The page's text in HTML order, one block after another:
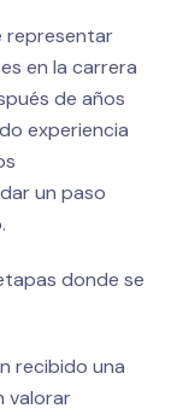
representar
en la carrera
de años
experiencia
un paso
donde se
recibido una
valorar